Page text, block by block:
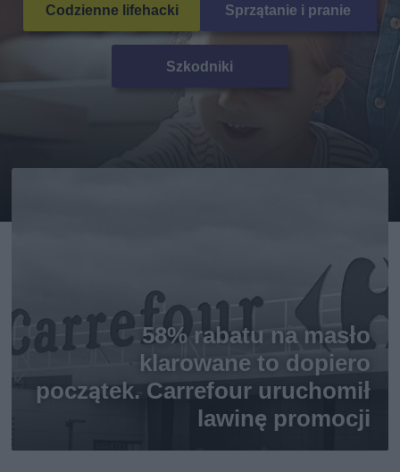
Codzienne lifehacki Sprzątanie i pranie
Szkodniki
58% rabatu na masło
klarowane to dopiero
początek. Carrefour uruchomił
lawinę promocji